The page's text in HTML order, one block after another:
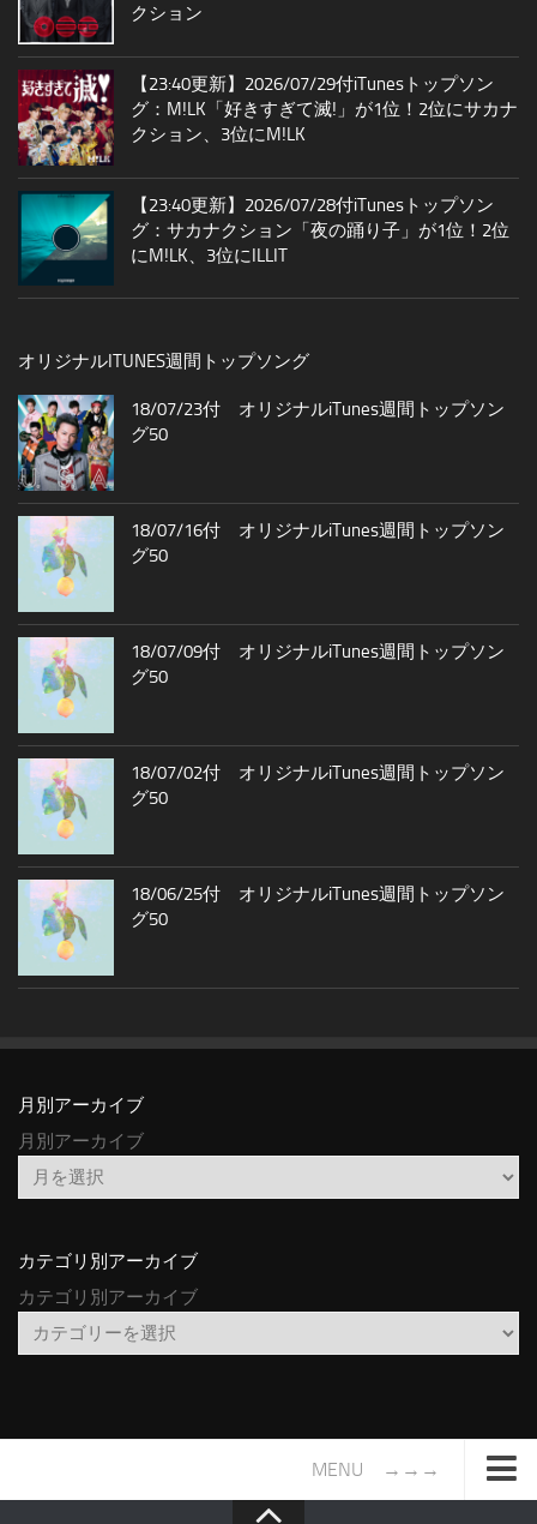
クション
【23:40更新】2026/07/29付iTunesトップソン
グ：M!LK「好きすぎて滅!」が1位！2位にサカナ
クション、3位にM!LK
【23:40更新】2026/07/28付iTunesトップソン
グ：サカナクション「夜の踊り子」が1位！2位
にM!LK、3位にILLIT
オリジナルITUNES週間トップソング
18/07/23付 オリジナルiTunes週間トップソン
グ50
18/07/16付 オリジナルiTunes週間トップソン
グ50
18/07/09付 オリジナルiTunes週間トップソン
グ50
18/07/02付 オリジナルiTunes週間トップソン
グ50
18/06/25付 オリジナルiTunes週間トップソン
グ50
月別アーカイブ
月別アーカイブ
カテゴリ別アーカイブ
カテゴリ別アーカイブ
MENU →→→